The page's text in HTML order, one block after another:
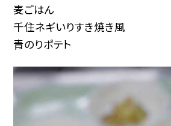
麦ごはん
千住ネギいりすき焼き風
青のりポテト